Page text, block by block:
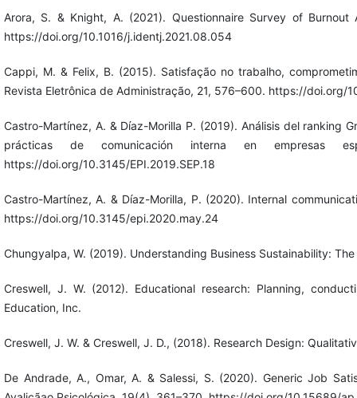
Arora, S. & Knight, A. (2021). Questionnaire Survey of
https://doi.org/10.1016/j.identj.2021.08.054
Cappi, M. & Felix, B. (2015). Satisfação no trabalho,
Revista Eletrônica de Administração, 21, 576–600. https://doi.org/
Castro-Martínez, A. & Díaz-Morilla P. (2019). Análisis del ranking
prácticas de comunicación interna en empresas
https://doi.org/10.3145/EPI.2019.SEP.18
Castro-Martínez, A. & Díaz-Morilla, P. (2020). Internal
https://doi.org/10.3145/epi.2020.may.24
Chungyalpa, W. (2019). Understanding Business Sustainability:
Creswell, J. W. (2012). Educational research: Planning,
Education, Inc.
Creswell, J. W. & Creswell, J. D., (2018). Research Design:
De Andrade, A., Omar, A. & Salessi, S. (2020). Generic Job